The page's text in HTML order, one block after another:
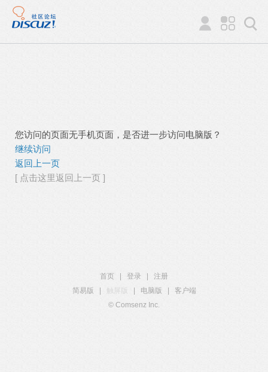
您访问的页面无手机页面，是否进一步访问电脑版？
继续访问
返回上一页
[ 点击这里返回上一页 ]
首页 登录
注册
简易版
触屏版 电脑版
客户端
© Comsenz Inc.